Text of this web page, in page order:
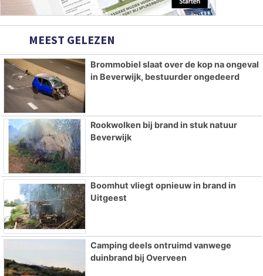
MEEST GELEZEN
Brommobiel slaat over de kop na ongeval
in Beverwijk, bestuurder ongedeerd
Rookwolken bij brand in stuk natuur
Beverwijk
Boomhut vliegt opnieuw in brand in
Uitgeest
Camping deels ontruimd vanwege
duinbrand bij Overveen